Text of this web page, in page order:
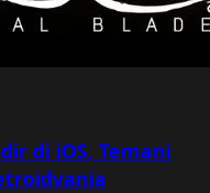
di iOS, Temani